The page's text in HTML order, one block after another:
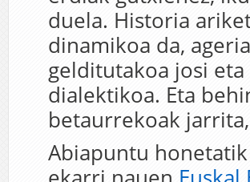
duela. Historia
dinamikoa da,
gelditutakoa josi
dialektikoa. Eta
betaurrekoak
Abiapuntu